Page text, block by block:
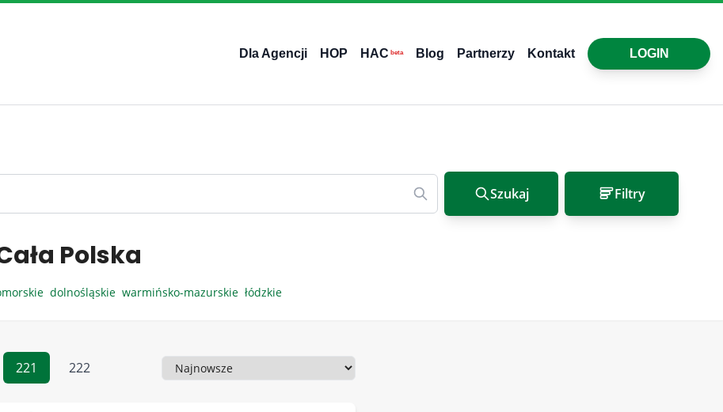
Dla Agencji HOP HAC beta Blog Partnerzy Kontakt LOGIN
Szukaj Filtry
Polska
dolnośląskie warmińsko-mazurskie łódzkie
221 222 Sortowanie